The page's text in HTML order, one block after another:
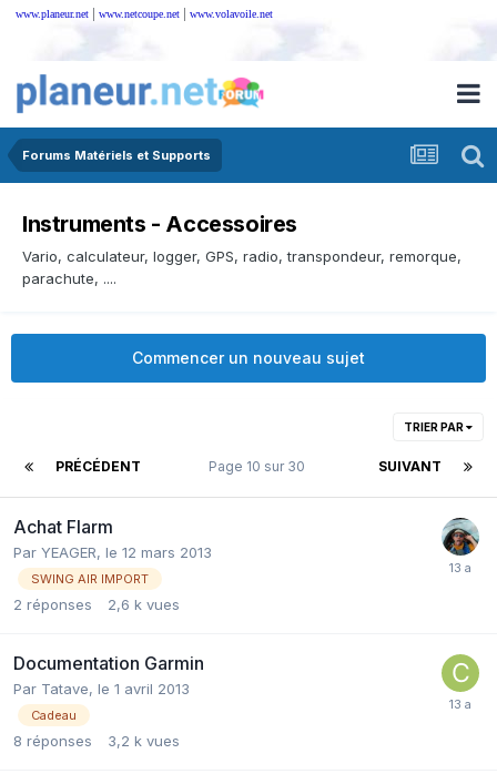
www.planeur.net | www.netcoupe.net | www.volavoile.net
Forums Matériels et Supports
Instruments - Accessoires
Vario, calculateur, logger, GPS, radio, transpondeur, remorque,
parachute, ....
Commencer un nouveau sujet
TRIER PAR
PRÉCÉDENT SUIVANT
Page 10 sur 30
Achat Flarm
Par YEAGER, le 12 mars 2013
SWING AIR IMPORT
2 réponses 2,6 k vues
Documentation Garmin
Par Tatave, le 1 avril 2013
Cadeau
8 réponses 3,2 k vues